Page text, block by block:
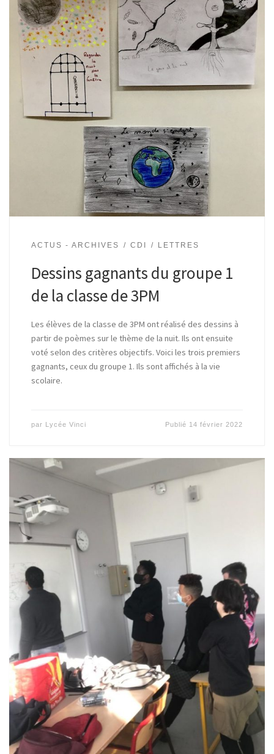
ACTUS - ARCHIVES CDI LETTRES
Dessins gagnants du groupe 1
de la classe de 3PM
Les élèves de la classe de 3PM ont réalisé des dessins à
partir de poèmes sur le thème de la nuit. Ils ont ensuite
voté selon des critères objectifs. Voici les trois premiers
gagnants, ceux du groupe 1. Ils sont affichés à la vie
scolaire.
par Lycée Vinci Publié 14 février 2022